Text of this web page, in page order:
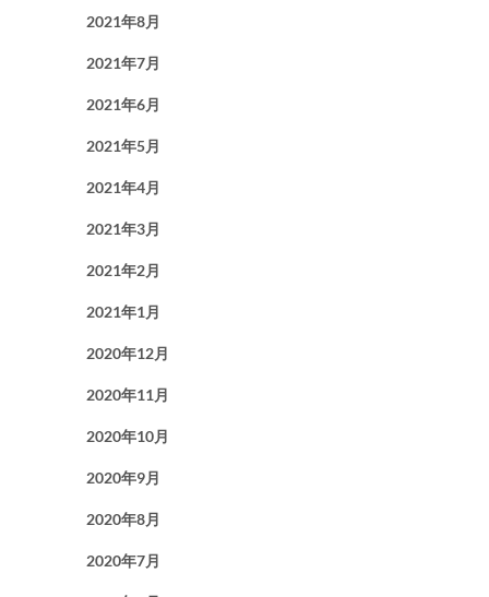
2021年8月
2021年7月
2021年6月
2021年5月
2021年4月
2021年3月
2021年2月
2021年1月
2020年12月
2020年11月
2020年10月
2020年9月
2020年8月
2020年7月